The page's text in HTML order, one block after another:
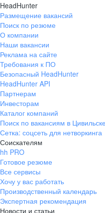
HeadHunter
Размещение вакансий
Поиск по резюме
О компании
Наши вакансии
Реклама на сайте
Требования к ПО
Безопасный HeadHunter
HeadHunter API
Партнерам
Инвесторам
Каталог компаний
Поиск по вакансиям в Цивильске
Сетка: соцсеть для нетворкинга
Соискателям
hh PRO
Готовое резюме
Все сервисы
Хочу у вас работать
Производственный календарь
Экспертная рекомендация
Новости и статьи